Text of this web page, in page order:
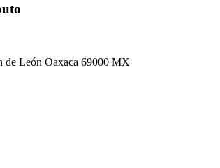
de León Oaxaca 69000 MX